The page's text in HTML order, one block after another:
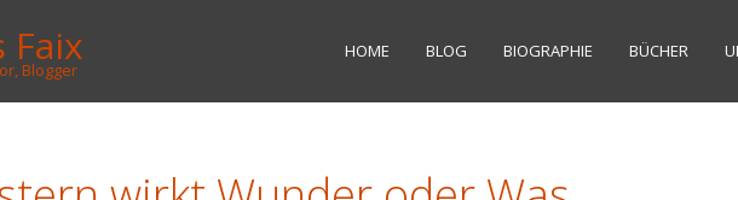
Faix
Blogger
HOME BLOG BIOGRAPHIE BÜCHER